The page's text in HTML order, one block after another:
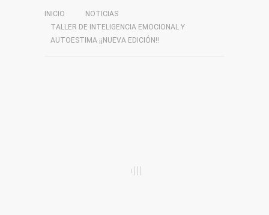
INICIO
NOTICIAS
TALLER DE INTELIGENCIA EMOCIONAL Y
AUTOESTIMA ¡¡NUEVA EDICIÓN!!